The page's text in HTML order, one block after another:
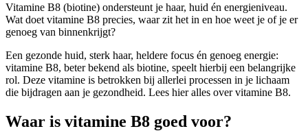
Vitamine B8 (biotine) ondersteunt je haar, huid én energieniveau.
Wat doet vitamine B8 precies, waar zit het in en hoe weet je of je er
genoeg van binnenkrijgt?
Een gezonde huid, sterk haar, heldere focus én genoeg energie:
vitamine B8, beter bekend als biotine, speelt hierbij een belangrijke
rol. Deze vitamine is betrokken bij allerlei processen in je lichaam
die bijdragen aan je gezondheid. Lees hier alles over vitamine B8.
Waar is vitamine B8 goed voor?